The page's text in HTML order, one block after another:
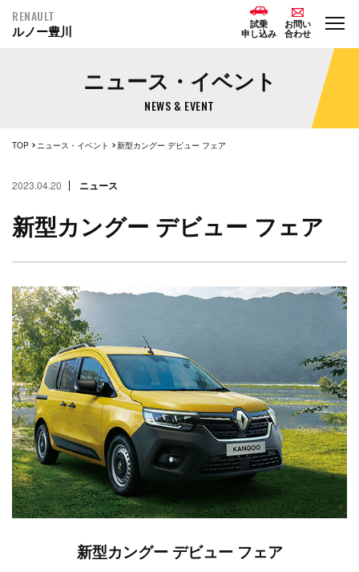
RENAULT
ルノー豊川
試乗
申し込み
お問い
合わせ
ニュース・イベント
NEWS & EVENT
TOP ニュース・イベント 新型カングー デビュー フェア
2023.04.20 ニュース
新型カングー デビュー フェア
新型カングー デビュー フェア